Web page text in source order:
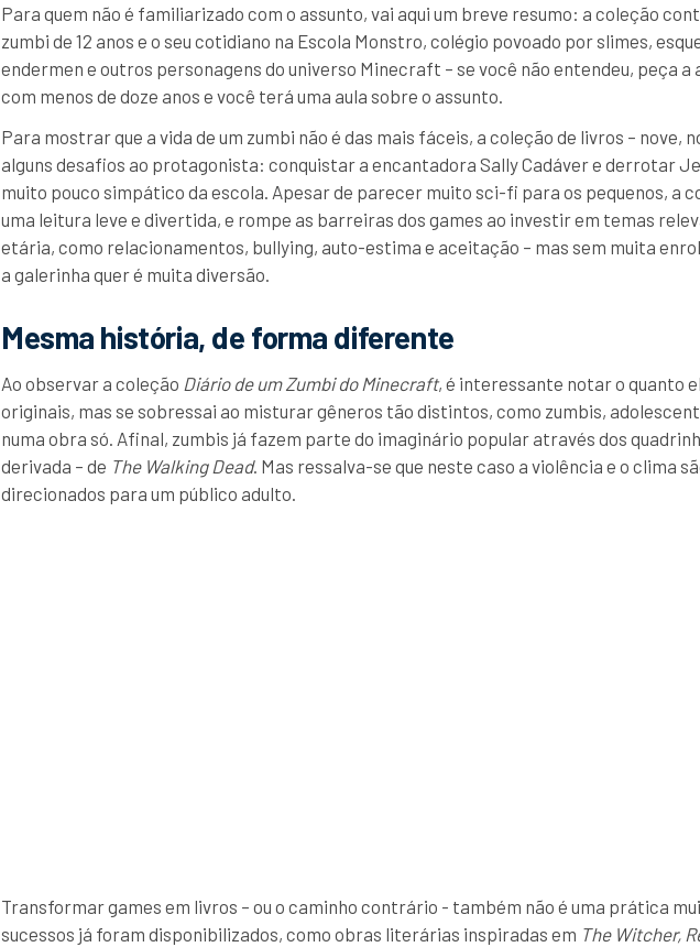
Para quem não é familiarizado com o assunto, vai aqui um breve resumo: a coleção
zumbi de 12 anos e o seu cotidiano na Escola Monstro, colégio povoado por slimes,
endermen e outros personagens do universo Minecraft – se você não entendeu, peça a
com menos de doze anos e você terá uma aula sobre o assunto.
Para mostrar que a vida de um zumbi não é das mais fáceis, a coleção de livros – nove,
alguns desafios ao protagonista: conquistar a encantadora Sally Cadáver e derrotar
muito pouco simpático da escola. Apesar de parecer muito sci-fi para os pequenos, a
uma leitura leve e divertida, e rompe as barreiras dos games ao investir em temas
etária, como relacionamentos, bullying, auto-estima e aceitação – mas sem muita
a galerinha quer é muita diversão.
Mesma história, de forma diferente
Ao observar a coleção Diário de um Zumbi do Minecraft, é interessante notar o quanto
originais, mas se sobressai ao misturar gêneros tão distintos, como zumbis,
numa obra só. Afinal, zumbis já fazem parte do imaginário popular através dos
derivada – de The Walking Dead. Mas ressalva-se que neste caso a violência e o clima
direcionados para um público adulto.
Transformar games em livros – ou o caminho contrário - também não é uma prática
sucessos já foram disponibilizados, como obras literárias inspiradas em The Witcher,